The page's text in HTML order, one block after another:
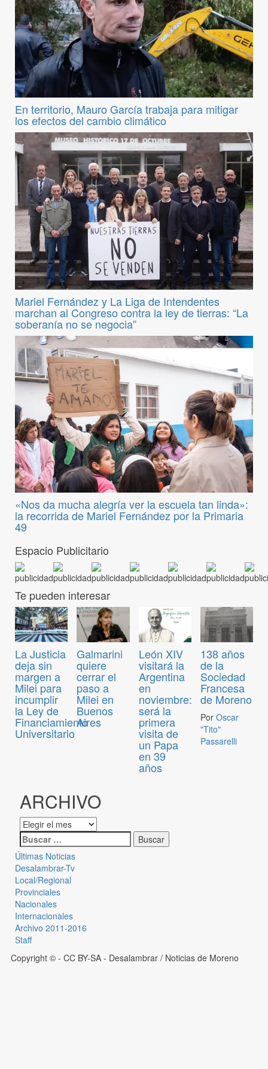
En territorio, Mauro García trabaja para mitigar
los efectos del cambio climático
Mariel Fernández y La Liga de Intendentes
marchan al Congreso contra la ley de tierras: “La
soberanía no se negocia”
«Nos da mucha alegría ver la escuela tan linda»:
la recorrida de Mariel Fernández por la Primaria
49
Espacio Publicitario
Te pueden interesar
La Justicia
deja sin
margen a
Milei para
incumplir
la Ley de
Financiamiento
Universitario
Galmarini
quiere
cerrar el
paso a
Milei en
Buenos
Aires
León XIV
visitará la
Argentina
en
noviembre:
será la
primera
visita de
un Papa
en 39
años
138 años
de la
Sociedad
Francesa
de Moreno
Por Oscar
"Tito"
Passarelli
ARCHIVO
Últimas Noticias
Desalambrar-Tv
Local/Regional
Provinciales
Nacionales
Internacionales
Archivo 2011-2016
Staff
Copyright © - CC BY-SA - Desalambrar / Noticias de Moreno